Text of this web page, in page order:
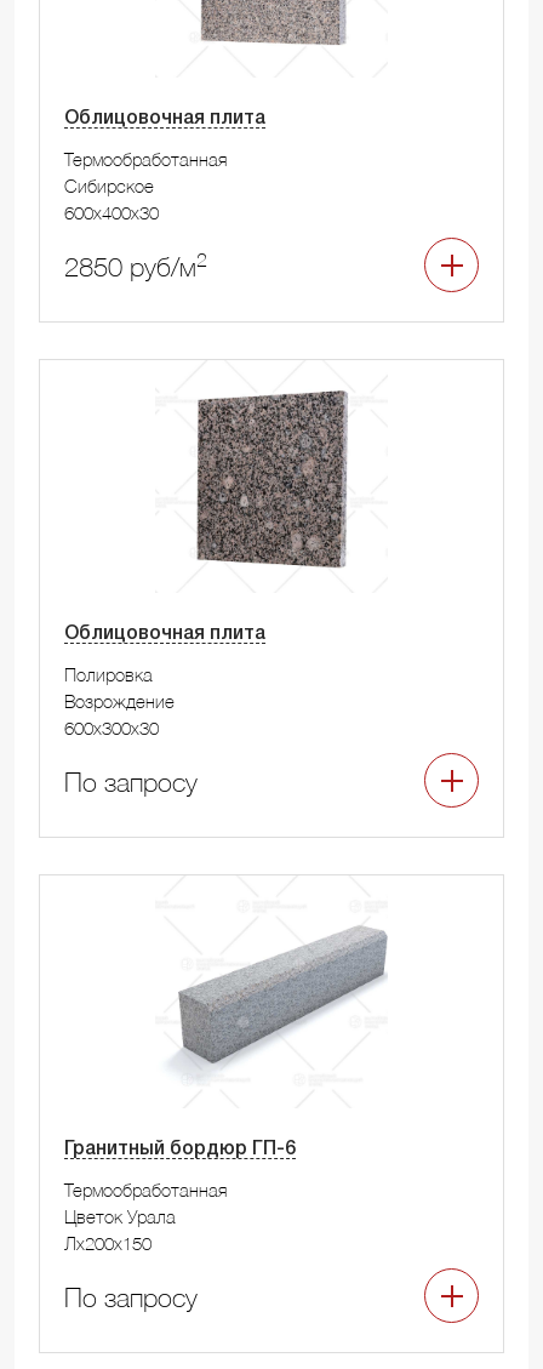
Облицовочная плита
Термообработанная
Сибирское
600x400x30
2850 руб/м2
Облицовочная плита
Полировка
Возрождение
600x300x30
По запросу
Гранитный бордюр ГП-6
Термообработанная
Цветок Урала
Лx200x150
По запросу